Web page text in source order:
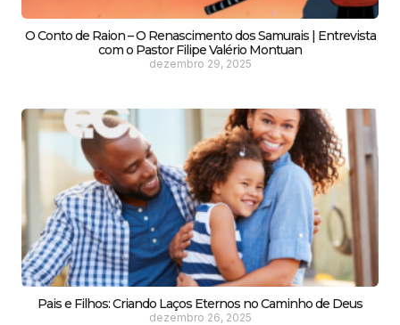
O Conto de Raion – O Renascimento dos Samurais | Entrevista
com o Pastor Filipe Valério Montuan
dezembro 29, 2025
Pais e Filhos: Criando Laços Eternos no Caminho de Deus
dezembro 26, 2025